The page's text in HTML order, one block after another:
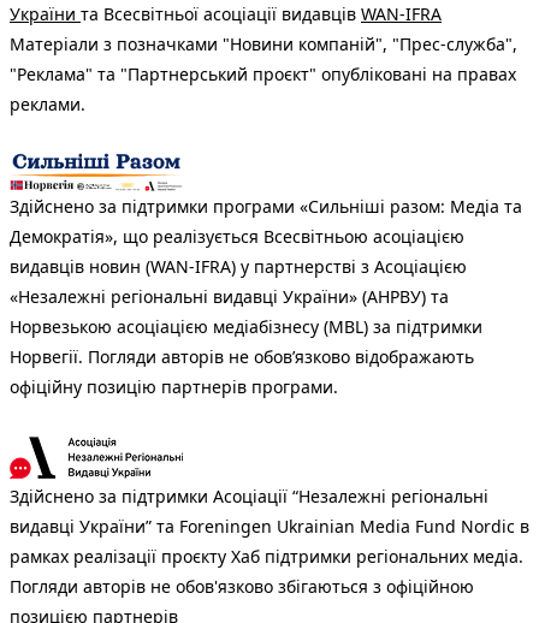
України та Всесвітньої асоціації видавців WAN-IFRA
Матеріали з позначками "Новини компаній", "Прес-служба",
"Реклама" та "Партнерський проєкт" опубліковані на правах
реклами.
Здійснено за підтримки програми «Сильніші разом: Медіа та
Демократія», що реалізується Всесвітньою асоціацією
видавців новин (WAN-IFRA) у партнерстві з Асоціацією
«Незалежні регіональні видавці України» (АНРВУ) та
Норвезькою асоціацією медіабізнесу (MBL) за підтримки
Норвегії. Погляди авторів не обов’язково відображають
офіційну позицію партнерів програми.
Здійснено за підтримки Асоціації “Незалежні регіональні
видавці України” та Foreningen Ukrainian Media Fund Nordic в
рамках реалізації проєкту Хаб підтримки регіональних медіа.
Погляди авторів не обов'язково збігаються з офіційною
позицією партнерів